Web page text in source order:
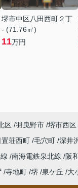
堺市中区八田西町２丁
- (71.76㎡)
11万円
区 羽曳野市 堺市西区
置荘西町 毛穴町 深井
南海電鉄泉北線 阪
寺地町 堺 泉ケ丘 大